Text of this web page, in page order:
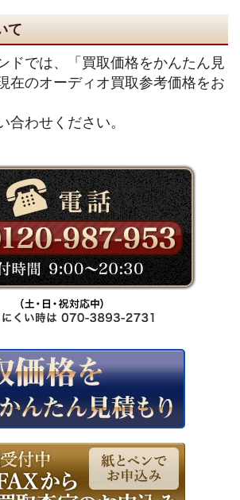
て
ドでは、「買取価格をかんたん見
在のオーディオ買取参考価格をお
合わせください。